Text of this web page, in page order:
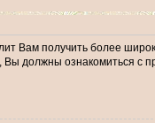
Вам получить более
должны ознакомиться с